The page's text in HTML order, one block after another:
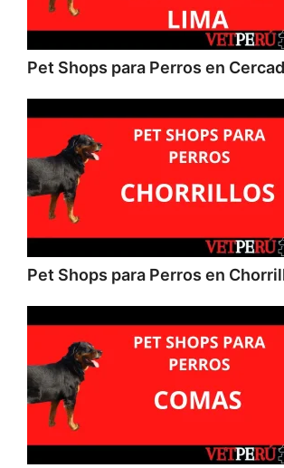
Pet Shops para Perros en
Pet Shops para Perros en